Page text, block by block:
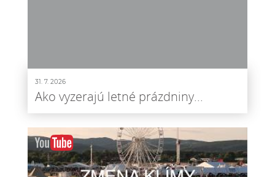
31. 7. 2026
Ako vyzerajú letné prázdniny...